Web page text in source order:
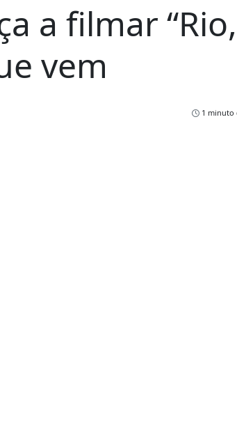
a filmar “Rio,
vem
1 minuto